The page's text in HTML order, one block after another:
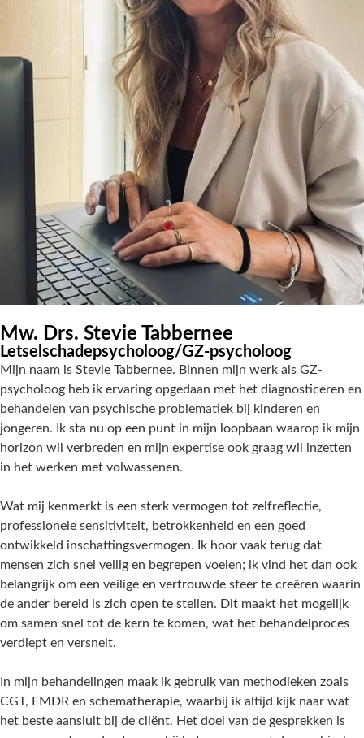
Mw. Drs. Stevie Tabbernee
Letselschadepsycholoog/GZ-psycholoog
Mijn naam is Stevie Tabbernee. Binnen mijn werk als GZ-
psycholoog heb ik ervaring opgedaan met het diagnosticeren en
behandelen van psychische problematiek bij kinderen en
jongeren. Ik sta nu op een punt in mijn loopbaan waarop ik mijn
horizon wil verbreden en mijn expertise ook graag wil inzetten
in het werken met volwassenen.
Wat mij kenmerkt is een sterk vermogen tot zelfreflectie,
professionele sensitiviteit, betrokkenheid en een goed
ontwikkeld inschattingsvermogen. Ik hoor vaak terug dat
mensen zich snel veilig en begrepen voelen; ik vind het dan ook
belangrijk om een veilige en vertrouwde sfeer te creëren waarin
de ander bereid is zich open te stellen. Dit maakt het mogelijk
om samen snel tot de kern te komen, wat het behandelproces
verdiept en versnelt.
In mijn behandelingen maak ik gebruik van methodieken zoals
CGT, EMDR en schematherapie, waarbij ik altijd kijk naar wat
het beste aansluit bij de cliënt. Het doel van de gesprekken is